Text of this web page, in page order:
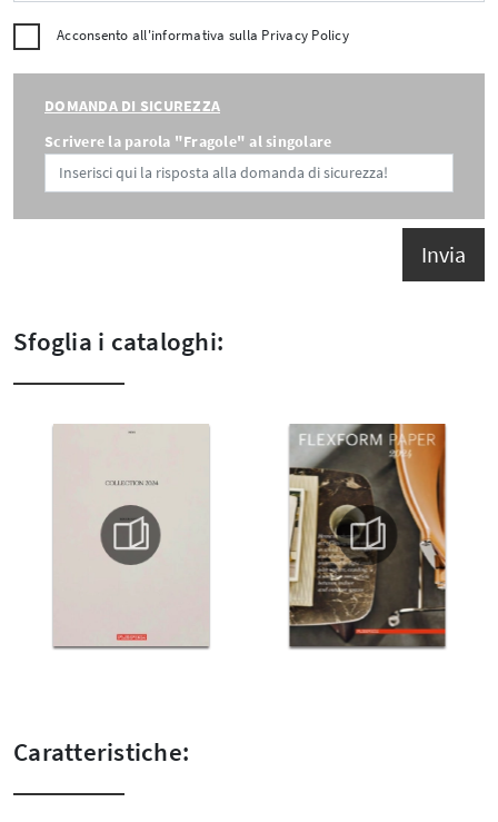
Acconsento all'informativa sulla Privacy Policy
DOMANDA DI SICUREZZA
Scrivere la parola "Fragole" al singolare
Invia
Sfoglia i cataloghi:
Caratteristiche: